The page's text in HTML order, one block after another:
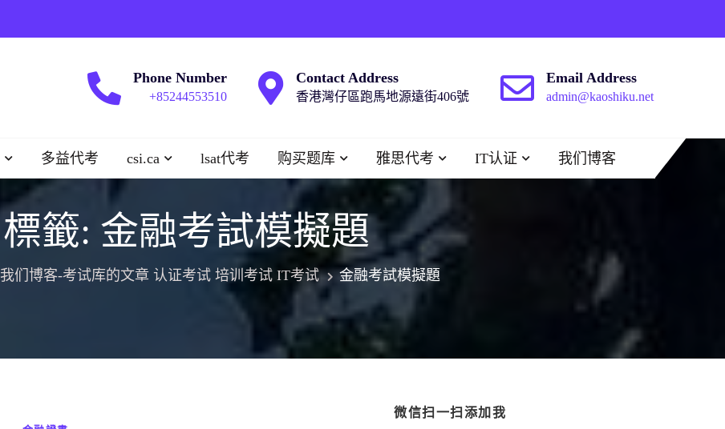
Phone Number
+85244553510
Contact Address
香港灣仔區跑馬地源遠街406號
Email Address
admin@kaoshiku.net
多益代考 csi.ca lsat代考 购买题库 雅思代考 IT认证 我们博客
標籤: 金融考試模擬題
我们博客-考试库的文章 认证考试 培训考试 IT考试 金融考試模擬題
微信扫一扫添加我